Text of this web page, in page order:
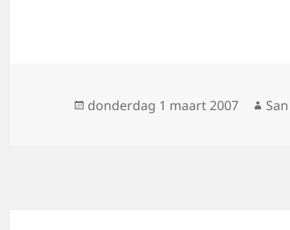
Geplaatst
donderdag 1 maart 2007 San